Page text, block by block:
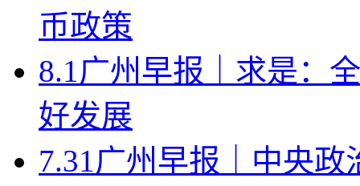
币政策
8.1广州早报｜求是：
好发展
7.31广州早报｜中央